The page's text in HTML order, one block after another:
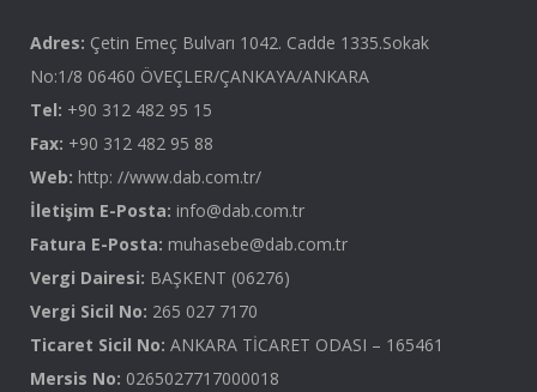
Adres: Çetin Emeç Bulvarı 1042. Cadde 1335.Sokak
No:1/8 06460 ÖVEÇLER/ÇANKAYA/ANKARA
Tel: +90 312 482 95 15
Fax: +90 312 482 95 88
Web: http: //www.dab.com.tr/
İletişim E-Posta: info@dab.com.tr
Fatura E-Posta: muhasebe@dab.com.tr
Vergi Dairesi: BAŞKENT (06276)
Vergi Sicil No: 265 027 7170
Ticaret Sicil No: ANKARA TİCARET ODASI – 165461
Mersis No: 0265027717000018